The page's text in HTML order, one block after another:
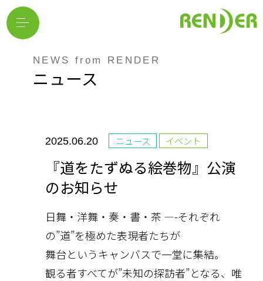
NEWS from RENDER
ニュース
2025.06.20 ニュース イベント
『道をたずぬる絵巻物』公演
のお知らせ
日舞・洋舞・奏・書・茶 —-それぞれ
の”道”を極めた表現者たちが
舞台というキャンバスで一堂に集結。
観る者すべてが”未知の探訪者”となる、唯